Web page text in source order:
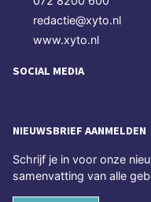
redactie@xyto.nl
www.xyto.nl
SOCIAL MEDIA
NIEUWSBRIEF AANMELDEN
Schrijf je in voor onze
samenvatting van alle